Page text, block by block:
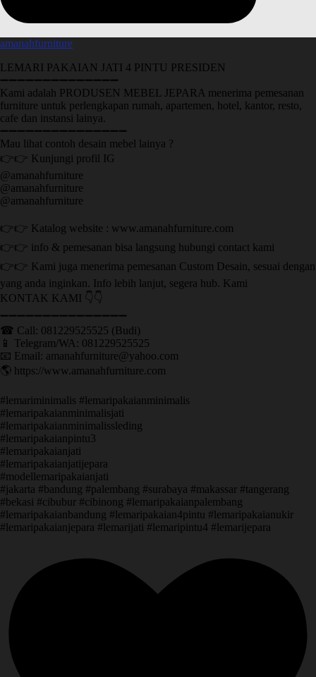
amanahfurniture
LEMARI PAKAIAN JATI 4 PINTU PRESIDEN
➖➖➖➖➖➖➖➖➖➖➖➖➖➖
Kami adalah PRODUSEN MEBEL JEPARA menerima pemesanan
furniture untuk perlengkapan rumah, apartemen, hotel, kantor, resto,
cafe dan instansi lainya.
➖➖➖➖➖➖➖➖➖➖➖➖➖➖➖
Mau lihat contoh desain mebel lainya ?
👉👉 Kunjungi profil IG
@amanahfurniture
@amanahfurniture
@amanahfurniture
👉👉 Katalog website : www.amanahfurniture.com
👉👉 info & pemesanan bisa langsung hubungi contact kami
👉👉 Kami juga menerima pemesanan Custom Desain, sesuai dengan
yang anda inginkan. Info lebih lanjut, segera hub. Kami
KONTAK KAMI 👇👇
➖➖➖➖➖➖➖➖➖➖➖➖➖➖➖ ㅤ
☎ Call: 081229525525 (Budi)
📱 Telegram/WA: 081229525525
📧 Email: amanahfurniture@yahoo.com
🌎 https://www.amanahfurniture.com
#lemariminimalis #lemaripakaianminimalis
#lemaripakaianminimalisjati
#lemaripakaianminimalissleding
#lemaripakaianpintu3
#lemaripakaianjati
#lemaripakaianjatijepara
#modellemaripakaianjati
#jakarta #bandung #palembang #surabaya #makassar #tangerang
#bekasi #cibubur #cibinong #lemaripakaianpalembang
#lemaripakaianbandung #lemaripakaian4pintu #lemaripakaianukir
#lemaripakaianjepara #lemarijati #lemaripintu4 #lemarijepara